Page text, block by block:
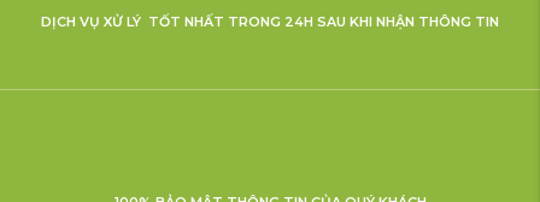
DỊCH VỤ XỬ LÝ TỐT NHẤT TRONG 24H SAU KHI NHẬN THÔNG TIN